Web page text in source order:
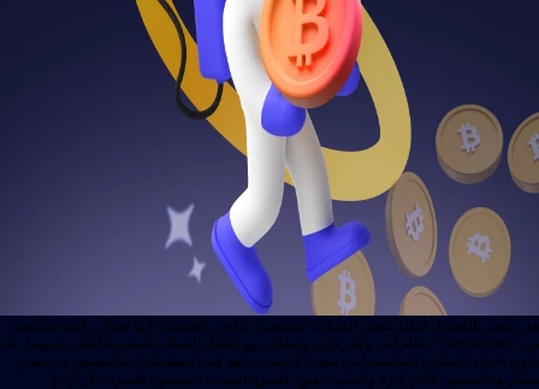
بالفضول لماذا تتصدر العملات المشفرة عناوين الصحف؟ إنها أموال رقمية مدعومة
من blockchain – نظام آمن ولامركزي وشفاف. مع إطلاق العملات المعدنية الجديدة يوميا ، قد
اختيار العملات المناسبة أمرا صعبا. لا تشدد – لقد قمنا بتغطيتك! دعنا نتعمق في بعض
التشفير الأكثر إثارة والحديث عنها. أفضل العملات المشفرة للشراء الآن […]